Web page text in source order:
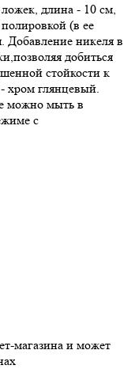
длина - 10 см,
(в ее
Добавление никеля в
добиться
стойкости к
хром глянцевый.
можно мыть в
с
магазина и может